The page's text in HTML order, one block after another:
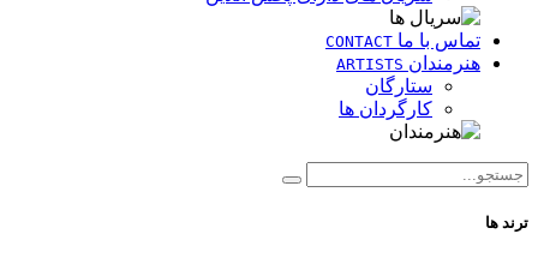
تماس با ما CONTACT
هنرمندان ARTISTS
ستارگان
کارگردان ها
ترند ها